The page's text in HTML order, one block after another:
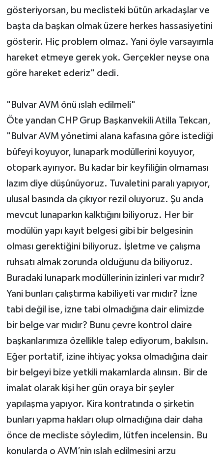
gösteriyorsan, bu meclisteki bütün arkadaşlar ve
başta da başkan olmak üzere herkes hassasiyetini
gösterir. Hiç problem olmaz. Yani öyle varsayımla
hareket etmeye gerek yok. Gerçekler neyse ona
göre hareket ederiz" dedi.
"Bulvar AVM önü ıslah edilmeli"
Öte yandan CHP Grup Başkanvekili Atilla Tekcan,
"Bulvar AVM yönetimi alana kafasına göre istediği
büfeyi koyuyor, lunapark modüllerini koyuyor,
otopark ayırıyor. Bu kadar bir keyfiliğin olmaması
lazım diye düşünüyoruz. Tuvaletini paralı yapıyor,
ulusal basında da çıkıyor rezil oluyoruz. Şu anda
mevcut lunaparkın kalktığını biliyoruz. Her bir
modülün yapı kayıt belgesi gibi bir belgesinin
olması gerektiğini biliyoruz. İşletme ve çalışma
ruhsatı almak zorunda olduğunu da biliyoruz.
Buradaki lunapark modüllerinin izinleri var mıdır?
Yani bunları çalıştırma kabiliyeti var mıdır? İzne
tabi değil ise, izne tabi olmadığına dair elimizde
bir belge var mıdır? Bunu çevre kontrol daire
başkanlarımıza özellikle talep ediyorum, bakılsın.
Eğer portatif, izine ihtiyaç yoksa olmadığına dair
bir belgeyi bize yetkili makamlarda alınsın. Bir de
imalat olarak kişi her gün oraya bir şeyler
yapılaşma yapıyor. Kira kontratında o şirketin
bunları yapma hakları olup olmadığına dair daha
önce de mecliste söyledim, lütfen incelensin. Bu
konularda o AVM’nin ıslah edilmesini arzu